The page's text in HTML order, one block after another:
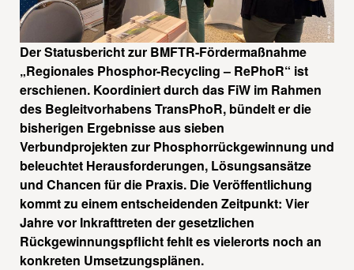
Der Statusbericht zur BMFTR-Fördermaßnahme
„Regionales Phosphor-Recycling – RePhoR“ ist
erschienen. Koordiniert durch das FiW im Rahmen
des Begleitvorhabens TransPhoR, bündelt er die
bisherigen Ergebnisse aus sieben
Verbundprojekten zur Phosphorrückgewinnung und
beleuchtet Herausforderungen, Lösungsansätze
und Chancen für die Praxis. Die Veröffentlichung
kommt zu einem entscheidenden Zeitpunkt: Vier
Jahre vor Inkrafttreten der gesetzlichen
Rückgewinnungspflicht fehlt es vielerorts noch an
konkreten Umsetzungsplänen.